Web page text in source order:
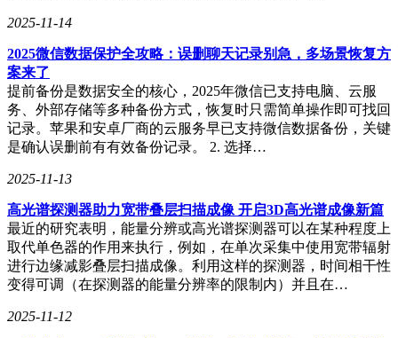
吃饱吃好。”
2025-11-14
2025微信数据保护全攻略：误删聊天记录别急，多场景恢复方
案来了
提前备份是数据安全的核心，2025年微信已支持电脑、云服
务、外部存储等多种备份方式，恢复时只需简单操作即可找回
记录。苹果和安卓厂商的云服务早已支持微信数据备份，关键
是确认误删前有有效备份记录。 2. 选择…
2025-11-13
高光谱探测器助力宽带叠层扫描成像 开启3D高光谱成像新篇
最近的研究表明，能量分辨或高光谱探测器可以在某种程度上
取代单色器的作用来执行，例如，在单次采集中使用宽带辐射
进行边缘减影叠层扫描成像。利用这样的探测器，时间相干性
变得可调（在探测器的能量分辨率的限制内）并且在…
2025-11-12